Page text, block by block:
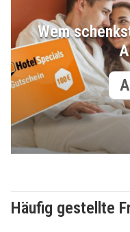
Wem
Häufig gestellte